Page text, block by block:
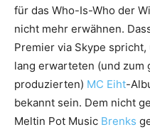
für das Who-Is-Who der
nicht mehr erwähnen.
Premier via Skype spricht,
lang erwarteten (und zum
produzierten) MC Eiht-
bekannt sein. Dem nicht
Meltin Pot Music Brenks